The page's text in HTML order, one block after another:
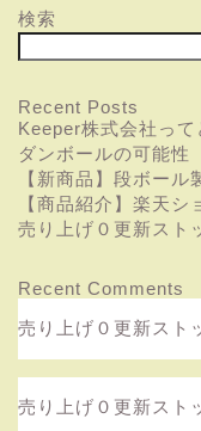
検索
Recent Posts
Keeper株式会社って
ダンボールの可能性
【新商品】段ボール
【商品紹介】楽天シ
売り上げ０更新スト
Recent Comments
売り上げ０更新スト
売り上げ０更新スト